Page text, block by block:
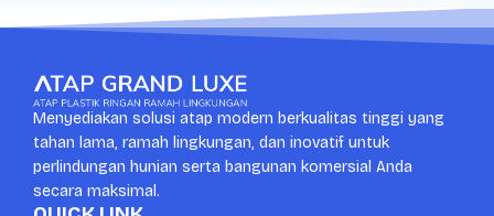
Menyediakan solusi atap modern berkualitas tinggi yang
tahan lama, ramah lingkungan, dan inovatif untuk
perlindungan hunian serta bangunan komersial Anda
secara maksimal.